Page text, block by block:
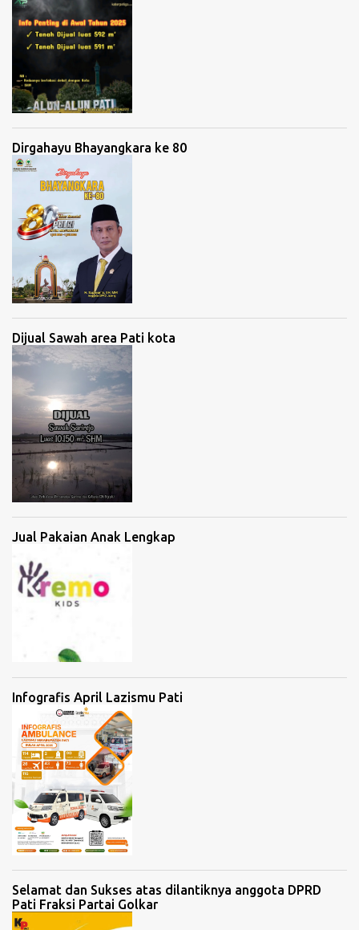
Dirgahayu Bhayangkara ke 80
Dijual Sawah area Pati kota
Jual Pakaian Anak Lengkap
Infografis April Lazismu Pati
Selamat dan Sukses atas dilantiknya anggota DPRD
Pati Fraksi Partai Golkar